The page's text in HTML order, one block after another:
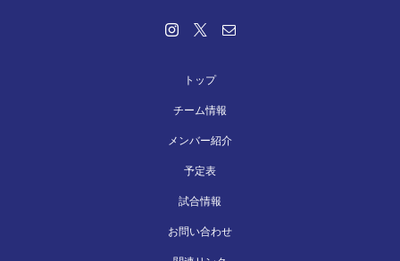
トップ
チーム情報
メンバー紹介
予定表
試合情報
お問い合わせ